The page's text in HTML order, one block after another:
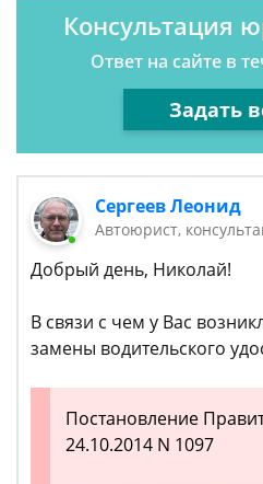
Консультация
Ответ на сайте в
Задать
Сергеев Леонид
Автоюрист,
Добрый день, Николай!
В связи с чем у Вас
замены водительского
Постановление
24.10.2014 N 1097